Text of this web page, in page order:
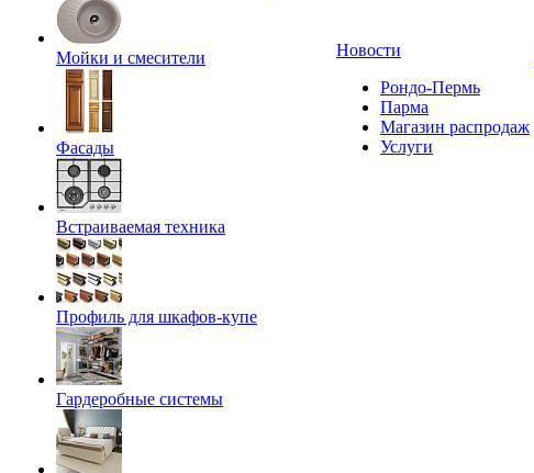
Мойки и смесители
Фасады
Встраиваемая техника
Профиль для шкафов-купе
Гардеробные системы
Новости
Рондо-Пермь
Парма
Магазин распродаж
Услуги